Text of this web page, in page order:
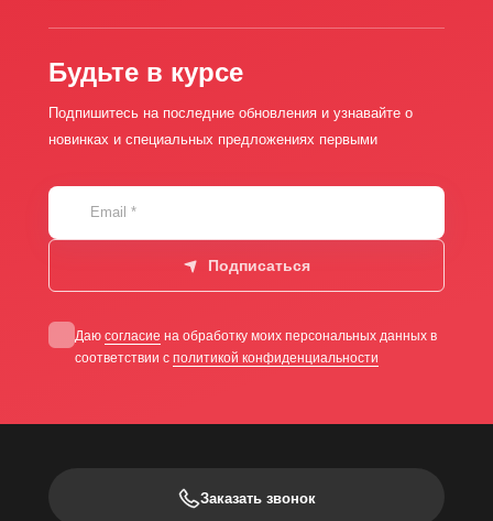
Будьте в курсе
Подпишитесь на последние обновления и узнавайте о
новинках и специальных предложениях первыми
Email *
Подписаться
Даю согласие на обработку моих персональных данных в
соответствии с политикой конфиденциальности
Заказать звонок